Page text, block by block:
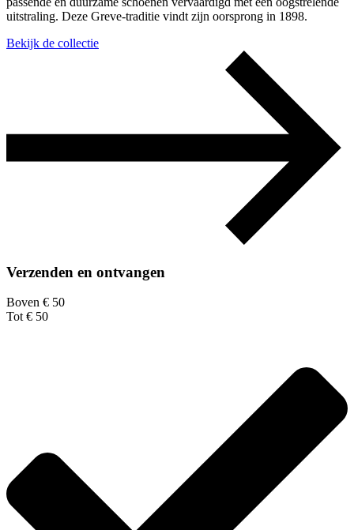
uitstraling. Deze Greve-traditie vindt zijn oorsprong in 1898.
Bekijk de collectie
Verzenden en ontvangen
Boven € 50
Tot € 50